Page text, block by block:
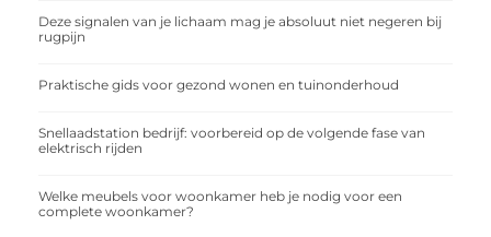
Deze signalen van je lichaam mag je absoluut niet negeren bij
rugpijn
Praktische gids voor gezond wonen en tuinonderhoud
Snellaadstation bedrijf: voorbereid op de volgende fase van
elektrisch rijden
Welke meubels voor woonkamer heb je nodig voor een
complete woonkamer?